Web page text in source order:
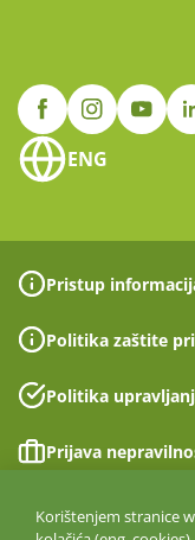
ENG
Pristup
Politika zaštite
Politika
Prijava
Izjava o
Korištenjem stranice